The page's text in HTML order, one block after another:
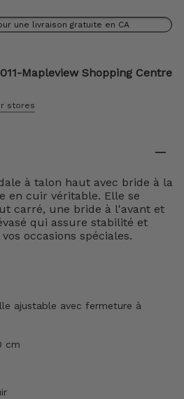
une livraison gratuite en CA
011-Mapleview Shopping Centre
stores
à talon haut avec bride à la
en cuir véritable. Elle se
carré, une bride à l'avant et
qui assure stabilité et
occasions spéciales.
ajustable avec fermeture à
cm